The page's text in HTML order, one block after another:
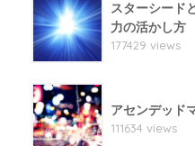
スターシード
力の活かし方
177429 views
アセンデッド
111634 views